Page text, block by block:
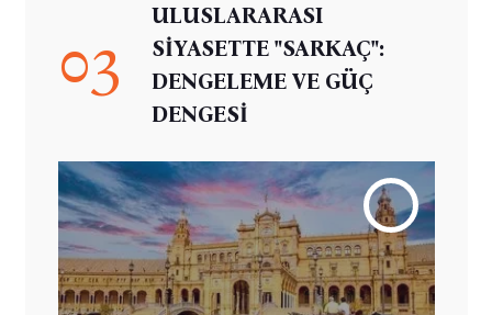
03
ULUSLARARASI
SİYASETTE "SARKAÇ":
DENGELEME VE GÜÇ
DENGESİ